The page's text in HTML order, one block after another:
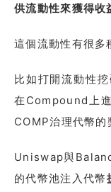
供流動性來獲得收
這個流動性有很多
比如打開流動性
在Compound上
COMP治理代幣的
Uniswap與
的代幣池注入代幣